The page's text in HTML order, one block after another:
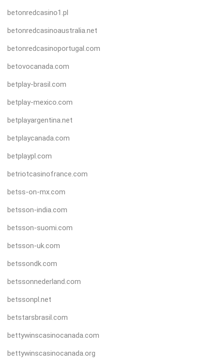
betonredcasino1.pl
betonredcasinoaustralia.net
betonredcasinoportugal.com
betovocanada.com
betplay-brasil.com
betplay-mexico.com
betplayargentina.net
betplaycanada.com
betplaypl.com
betriotcasinofrance.com
betss-on-mx.com
betsson-india.com
betsson-suomi.com
betsson-uk.com
betssondk.com
betssonnederland.com
betssonpl.net
betstarsbrasil.com
bettywinscasinocanada.com
bettywinscasinocanada.org